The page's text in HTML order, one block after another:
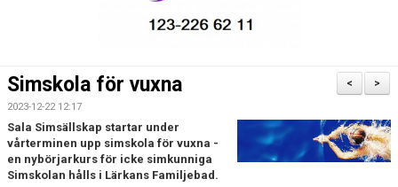
FÖRSÄLJNINGSAKTIVITETER
SPONSRING
SIM-SHOP
>
<
Simskola för vuxna
2023-12-22 12:17
Sala Simsällskap startar under
vårterminen upp simskola för vuxna -
en nybörjarkurs för icke simkunniga
Simskolan hålls i Lärkans Familjebad.